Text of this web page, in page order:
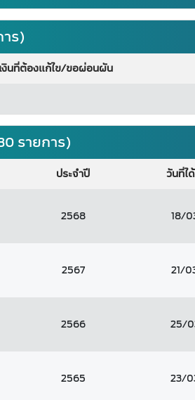
ร)
งินที่ต้องแก้ไข/ขอผ่อนผัน
รายการ)
ประจำปี วันที่ไ
2568 18/
2567 21/
2566 25/
2565 23/